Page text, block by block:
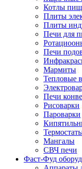
Котлы
Плиты
Плиты
Печи для
Печи
Мармиты
Тепловые
Печи
Рисоварки
Пароварки
Мангалы
СВЧ печи
Фаст-Фуд